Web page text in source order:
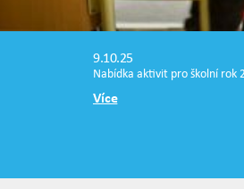
9.10.25
Nabídka aktivit pro školní rok
Více